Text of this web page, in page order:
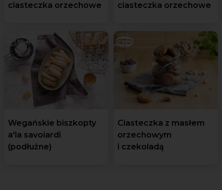
ciasteczka orzechowe
ciasteczka orzechowe
Wegańskie biszkopty
a'la savoiardi
(podłużne)
Ciasteczka z masłem
orzechowym
i czekoladą